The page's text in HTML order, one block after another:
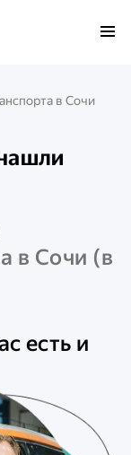
в Сочи
в Сочи (в
есть и